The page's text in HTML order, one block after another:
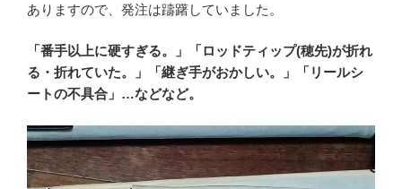
ありますので、発注は躊躇していました。
「番手以上に硬すぎる。」「ロッドティップ(穂先)が折れ
る・折れていた。」「継ぎ手がおかしい。」「リールシ
ートの不具合」…などなど。